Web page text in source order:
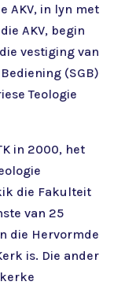
AKV, in lyn met
AKV, begin
vestiging van
(SGB)
Teologie
in 2000, het
die Fakulteit
van 25
die Hervormde
is. Die ander